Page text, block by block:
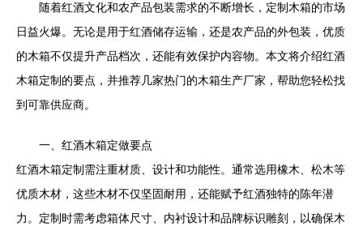
随着红酒文化和农产品包装需求的不断增长，定制木箱的市场
日益火爆。无论是用于红酒储存运输，还是农产品的外包装，优质
的木箱不仅提升产品档次，还能有效保护内容物。本文将介绍红酒
木箱定制的要点，并推荐几家热门的木箱生产厂家，帮助您轻松找
到可靠供应商。
一、红酒木箱定做要点
红酒木箱定制需注重材质、设计和功能性。通常选用橡木、松木等
优质木材，这些木材不仅坚固耐用，还能赋予红酒独特的陈年潜
力。定制时需考虑箱体尺寸、内衬设计和品牌标识雕刻，以确保木